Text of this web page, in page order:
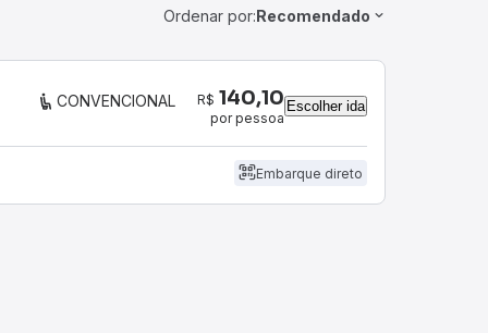
Ordenar por:Recomendado
CONVENCIONAL R$ 140,10
por pessoa
Escolher ida
Embarque direto